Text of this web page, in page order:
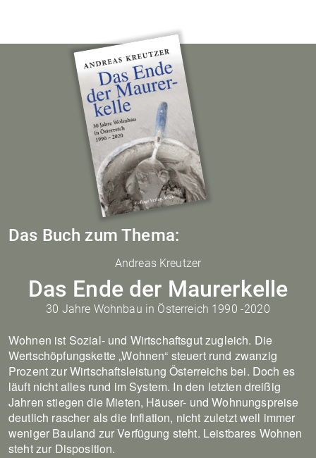
Das Buch zum Thema:
Andreas Kreutzer
Das Ende der Maurerkelle
30 Jahre Wohnbau in Österreich 1990 -2020
Wohnen ist Sozial- und Wirtschaftsgut zugleich. Die
Wertschöpfungskette „Wohnen“ steuert rund zwanzig
Prozent zur Wirtschaftsleistung Österreichs bei. Doch es
läuft nicht alles rund im System. In den letzten dreißig
Jahren stiegen die Mieten, Häuser- und Wohnungspreise
deutlich rascher als die Inflation, nicht zuletzt weil immer
weniger Bauland zur Verfügung steht. Leistbares Wohnen
steht zur Disposition.